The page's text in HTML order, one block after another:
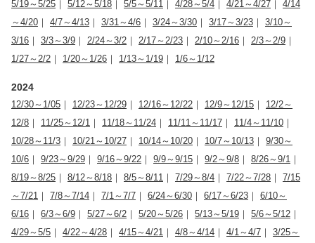
5/19～5/25 ｜ 5/12～5/18 ｜ 5/5～5/11 ｜ 4/28～5/4 ｜ 4/21～4/27 ｜ 4/14
～4/20 ｜ 4/7～4/13 ｜ 3/31～4/6 ｜ 3/24～3/30 ｜ 3/17～3/23 ｜ 3/10～
3/16 ｜ 3/3～3/9 ｜ 2/24～3/2 ｜ 2/17～2/23 ｜ 2/10～2/16 ｜ 2/3～2/9 ｜
1/27～2/2 ｜ 1/20～1/26 ｜ 1/13～1/19 ｜ 1/6～1/12
2024
12/30～1/05 ｜ 12/23～12/29 ｜ 12/16～12/22 ｜ 12/9～12/15 ｜ 12/2～
12/8 ｜ 11/25～12/1 ｜ 11/18～11/24 ｜ 11/11～11/17 ｜ 11/4～11/10 ｜
10/28～11/3 ｜ 10/21～10/27 ｜ 10/14～10/20 ｜ 10/7～10/13 ｜ 9/30～
10/6 ｜ 9/23～9/29 ｜ 9/16～9/22 ｜ 9/9～9/15 ｜ 9/2～9/8 ｜ 8/26～9/1 ｜
8/19～8/25 ｜ 8/12～8/18 ｜ 8/5～8/11 ｜ 7/29～8/4 ｜ 7/22～7/28 ｜ 7/15
～7/21 ｜ 7/8～7/14 ｜ 7/1～7/7 ｜ 6/24～6/30 ｜ 6/17～6/23 ｜ 6/10～
6/16 ｜ 6/3～6/9 ｜ 5/27～6/2 ｜ 5/20～5/26 ｜ 5/13～5/19 ｜ 5/6～5/12 ｜
4/29～5/5 ｜ 4/22～4/28 ｜ 4/15～4/21 ｜ 4/8～4/14 ｜ 4/1～4/7 ｜ 3/25～